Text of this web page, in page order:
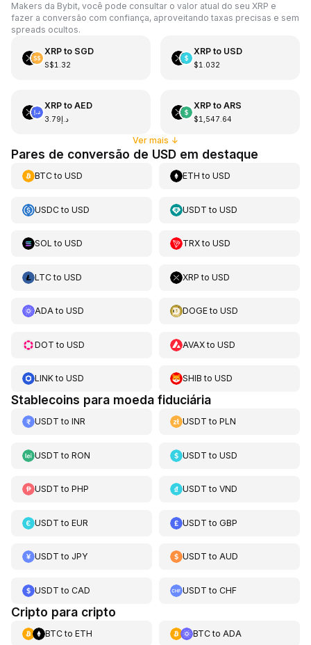
Makers da Bybit, você pode consultar o valor atual do seu XRP e
fazer a conversão com confiança, aproveitando taxas precisas e sem
spreads ocultos.
XRPto SGD
S$1.32
XRPto USD
$1.032
XRPto AED
د.إ3.79
XRPto ARS
$1,547.64
Ver mais ↓
Pares de conversão de USD em destaque
BTCto USD ETH toUSD
USDCto USD USDT toUSD
SOL to USD TRXtoUSD
LTCto USD XRP toUSD
ADAto USD DOGEtoUSD
DOT to USD AVAXtoUSD
LINKto USD SHIB toUSD
Stablecoins para moeda fiduciária
USDT to INR USDT toPLN
USDT to RON USDT toUSD
USDT to PHP USDT toVND
USDT to EUR USDT toGBP
USDT to JPY USDT toAUD
USDT to CAD USDT toCHF
Cripto para cripto
BTCto ETH BTCto ADA